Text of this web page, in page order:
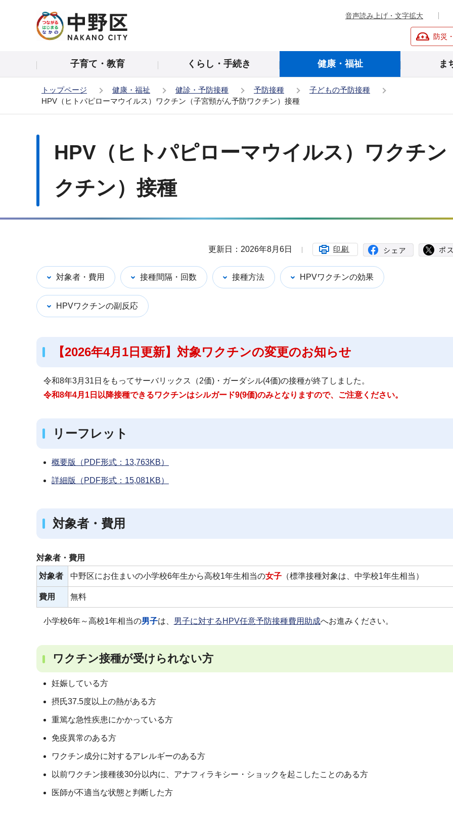
の
音声読み上げ・文字拡大
防災
子育て・教育 くらし・手続き 健康・福祉 ま
トップページ 健康・福祉 健診・予防接種 予防接種
子どもの予防接種
HPV（ヒトパピローマウイルス）ワクチン（子宮頸がん予防ワクチン）接種
HPV（ヒトパピローマウイルス）ワクチン
クチン）接種
更新日：2026年8月6日 印刷
対象者・費用 接種間隔・回数 接種方法 HPVワクチンの効果
HPVワクチンの副反応
【2026年4月1日更新】対象ワクチンの変更のお知らせ
令和8年3月31日をもってサーバリックス（2価)・ガーダシル(4価)の接種が終了しました。
令和8年4月1日以降接種できるワクチンはシルガード9(9価)のみとなりますので、ご注意ください。
リーフレット
概要版（PDF形式：13,763KB）
詳細版（PDF形式：15,081KB）
対象者・費用
対象者・費用
対象者 中野区にお住まいの小学校6年生から高校1年生相当の女子 （標準接種対象は、中学校1年生相当）
費用 無料
小学校6年～高校1年相当の男子は、 男子に対するHPV任意予防接種費用助成へお進みください。
ワクチン接種が受けられない方
妊娠している方
摂氏37.5度以上の熱がある方
重篤な急性疾患にかかっている方
免疫異常のある方
ワクチン成分に対するアレルギーのある方
以前ワクチン接種後30分以内に、アナフィラキシー・ショックを起こしたことのある方
医師が不適当な状態と判断した方
ナ
ビ
ゲ
ー
ョ
ン